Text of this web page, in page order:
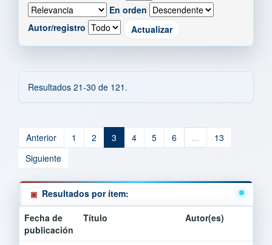
En orden
Autor/registro
Resultados 21-30 de 121.
Anterior 1 2 3 4 5 6 ...
13
Siguiente
Resultados por ítem:
Fecha de
publicación
Título Autor(es)